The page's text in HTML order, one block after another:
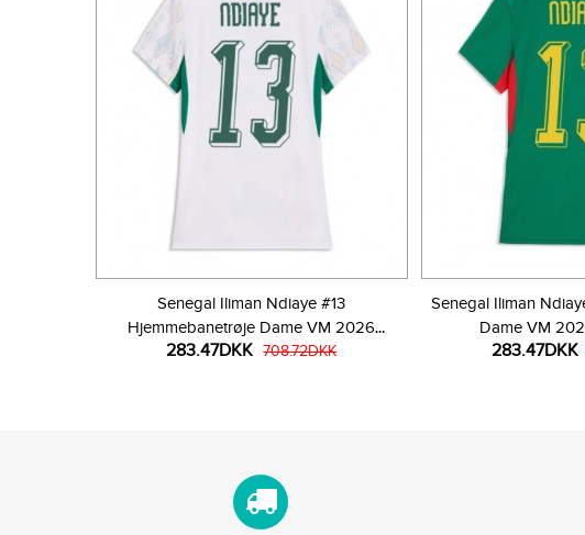
Senegal Iliman Ndiaye #13
Hjemmebanetrøje Dame VM 2026
Kortærmet
283.47DKK 708.72DKK
Senegal Iliman
Dame VM
283.47DKK